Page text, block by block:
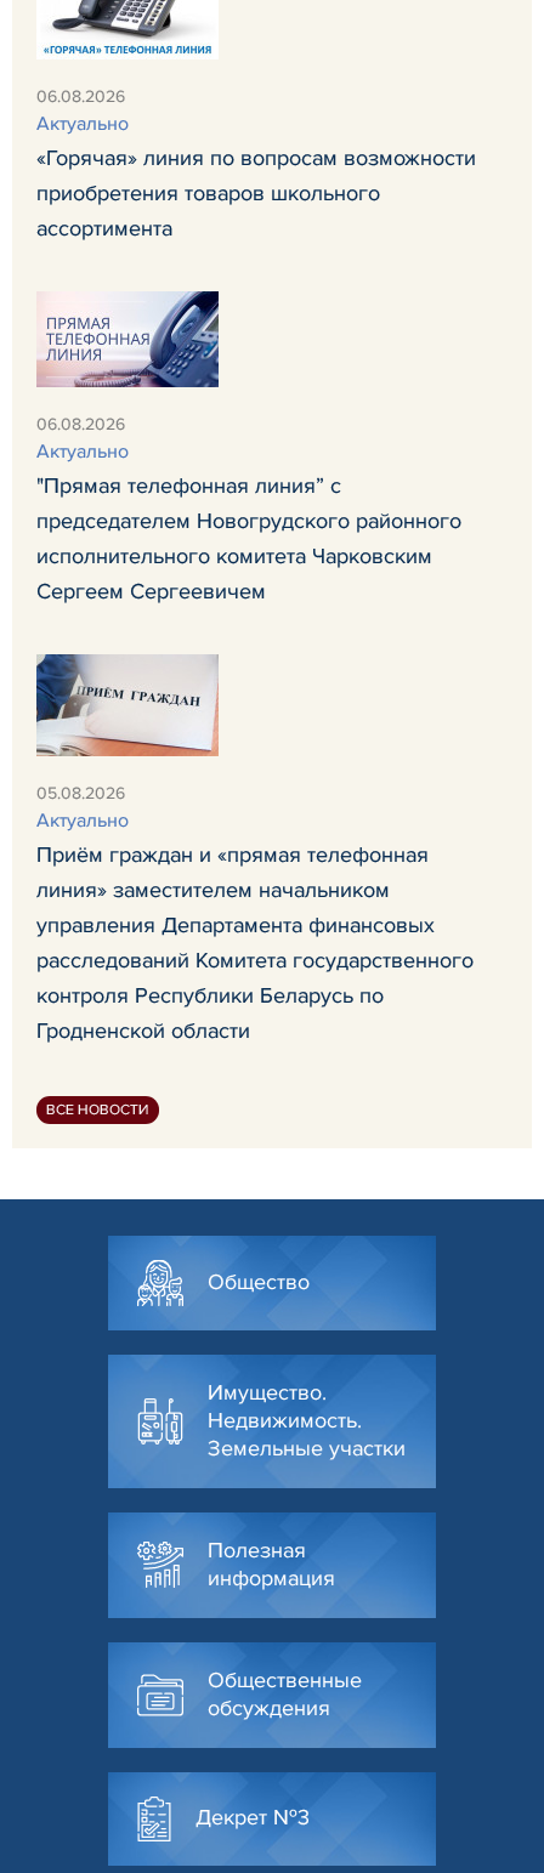
06.08.2026
Актуально
«Горячая» линия по вопросам возможности
приобретения товаров школьного
ассортимента
06.08.2026
Актуально
"Прямая телефонная линия” с
председателем Новогрудского районного
исполнительного комитета Чарковским
Сергеем Сергеевичем
05.08.2026
Актуально
Приём граждан и «прямая телефонная
линия» заместителем начальником
управления Департамента финансовых
расследований Комитета государственного
контроля Республики Беларусь по
Гродненской области
ВСЕ НОВОСТИ
Общество
Имущество.
Недвижимость.
Земельные участки
Полезная
информация
Общественные
обсуждения
Декрет №3